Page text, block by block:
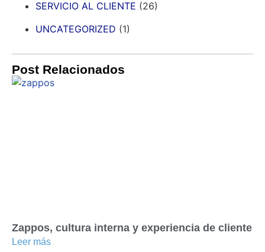
SERVICIO AL CLIENTE (26)
UNCATEGORIZED (1)
Post Relacionados
Zappos, cultura interna y experiencia de cliente
Leer más